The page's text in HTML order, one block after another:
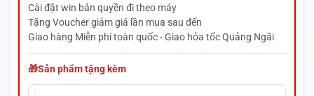
Cài đặt win bản quyền đi theo máy
Tặng Voucher giảm giá lần mua sau đến
Giao hàng Miễn phí toàn quốc - Giao hỏa tốc Quảng Ngãi
Sản phẩm tặng kèm